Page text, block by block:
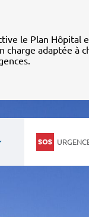
le Plan Hôpital
charge adaptée à